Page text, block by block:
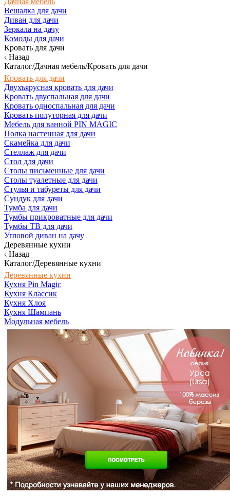
Вешалка для дачи
Диван для дачи
Зеркала на дачу
Комоды для дачи
Кровать для дачи
Назад
Каталог/Дачная мебель/Кровать для дачи
Кровать для дачи
Двухъярусная кровать для дачи
Кровать двуспальная для дачи
Кровать односпальная для дачи
Кровать полуторная для дачи
Мебель для ванной PIN MAGIC
Полка настенная для дачи
Скамейка для дачи
Стеллаж для дачи
Стол для дачи
Столы письменные для дачи
Столы туалетные для дачи
Стулья и табуреты для дачи
Сундук для дачи
Тумба для дачи
Тумбы прикроватные для дачи
Тумбы ТВ для дачи
Угловой диван на дачу
Деревянные кухни
Назад
Каталог/Деревянные кухни
Деревянные кухни
Кухня Pin Magic
Кухня Классик
Кухня Хлоя
Кухня Шампань
Модульная мебель